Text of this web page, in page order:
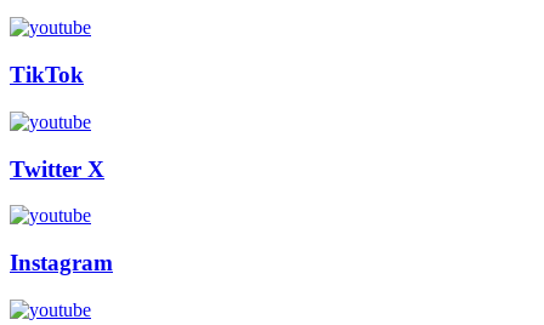
TikTok
Twitter X
Instagram